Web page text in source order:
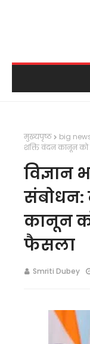
मुख्यपृष्ठ big
शक्ति वंदन कानून को
विज्ञान
संबोधन:
कानून
फैसला
Smriti Dubey